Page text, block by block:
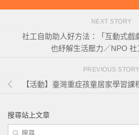
NEXT STORY
社工自助助人好方法：「互動式戲
也紓解生活壓力／NPO 社
PREVIOUS STORY
【活動】臺灣重症孩童居家學習
搜尋站上文章
搜